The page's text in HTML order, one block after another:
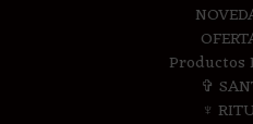
Productos
✞
♆